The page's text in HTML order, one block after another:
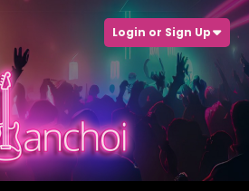
Login or Sign Up